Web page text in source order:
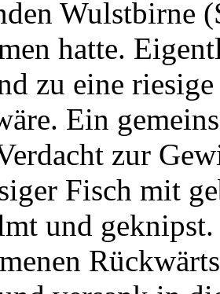
Wulstbirne
hatte.
zu eine
Ein
zur
Fisch mit
und geknipst.